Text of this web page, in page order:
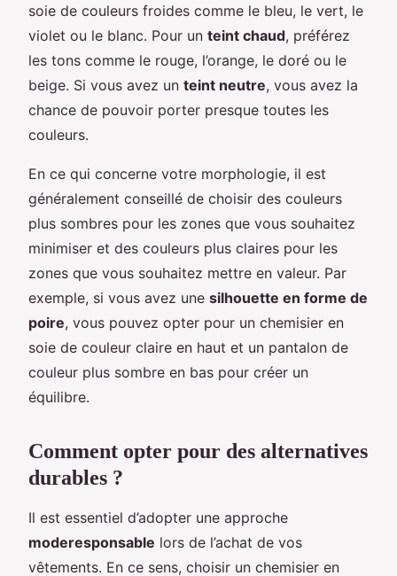
soie de couleurs froides comme le bleu, le vert, le
violet ou le blanc. Pour un teint chaud, préférez
les tons comme le rouge, l’orange, le doré ou le
beige. Si vous avez un teint neutre, vous avez la
chance de pouvoir porter presque toutes les
couleurs.
En ce qui concerne votre morphologie, il est
généralement conseillé de choisir des couleurs
plus sombres pour les zones que vous souhaitez
minimiser et des couleurs plus claires pour les
zones que vous souhaitez mettre en valeur. Par
exemple, si vous avez une silhouette en forme de
poire, vous pouvez opter pour un chemisier en
soie de couleur claire en haut et un pantalon de
couleur plus sombre en bas pour créer un
équilibre.
Comment opter pour des alternatives
durables ?
Il est essentiel d’adopter une approche
moderesponsable lors de l’achat de vos
vêtements. En ce sens, choisir un chemisier en